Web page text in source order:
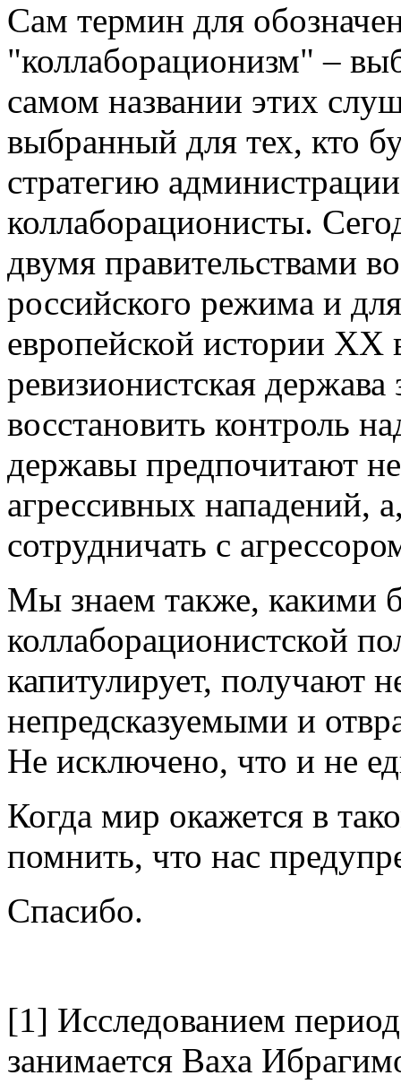
Сам термин для
"коллаборационизм" –
самом названии этих
выбранный для тех, кто
стратегию
коллаборационисты.
двумя правительствами
российского режима и
европейской истории XX
ревизионистская
восстановить контроль
державы предпочитают
агрессивных нападений,
сотрудничать с
Мы знаем также, какими
коллаборационистской
капитулирует, получают
непредсказуемыми и
Не исключено, что и не
Когда мир окажется в
помнить, что нас
Спасибо.
[1] Исследованием
занимается Ваха